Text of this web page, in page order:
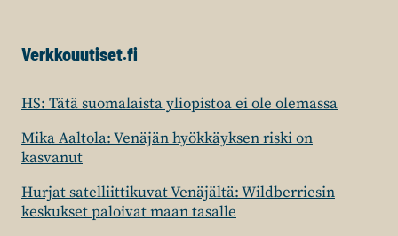
Verkkouutiset.fi
HS: Tätä suomalaista yliopistoa ei ole olemassa
Mika Aaltola: Venäjän hyökkäyksen riski on
kasvanut
Hurjat satelliittikuvat Venäjältä: Wildberriesin
keskukset paloivat maan tasalle